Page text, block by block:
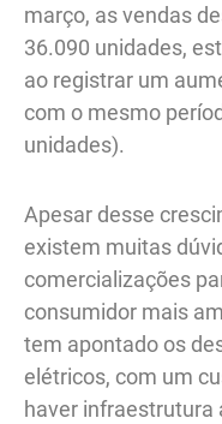
março, as vendas
36.090 unidades,
ao registrar um
com o mesmo
unidades).
Apesar desse
existem muitas
comercializações
consumidor mais
tem apontado os
elétricos, com um
haver infraestrutura